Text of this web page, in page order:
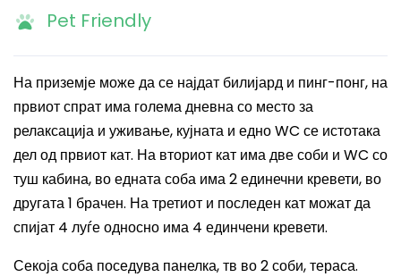
Pet Friendly
На приземје може да се најдат билијард и пинг-понг, на
првиотспрат има голема дневна со место за
релаксација и уживање, кујната и едно WC се истотака
дел од првиот кат. На вториот кат има две соби и WC со
туш кабина, во едната соба има 2 единечни кревети, во
другата 1 брачен. На третиот и последен кат можат да
спијат 4 луѓе односно има 4 единчени кревети.
Секоја соба поседува панелка, тв во 2 соби, тераса.